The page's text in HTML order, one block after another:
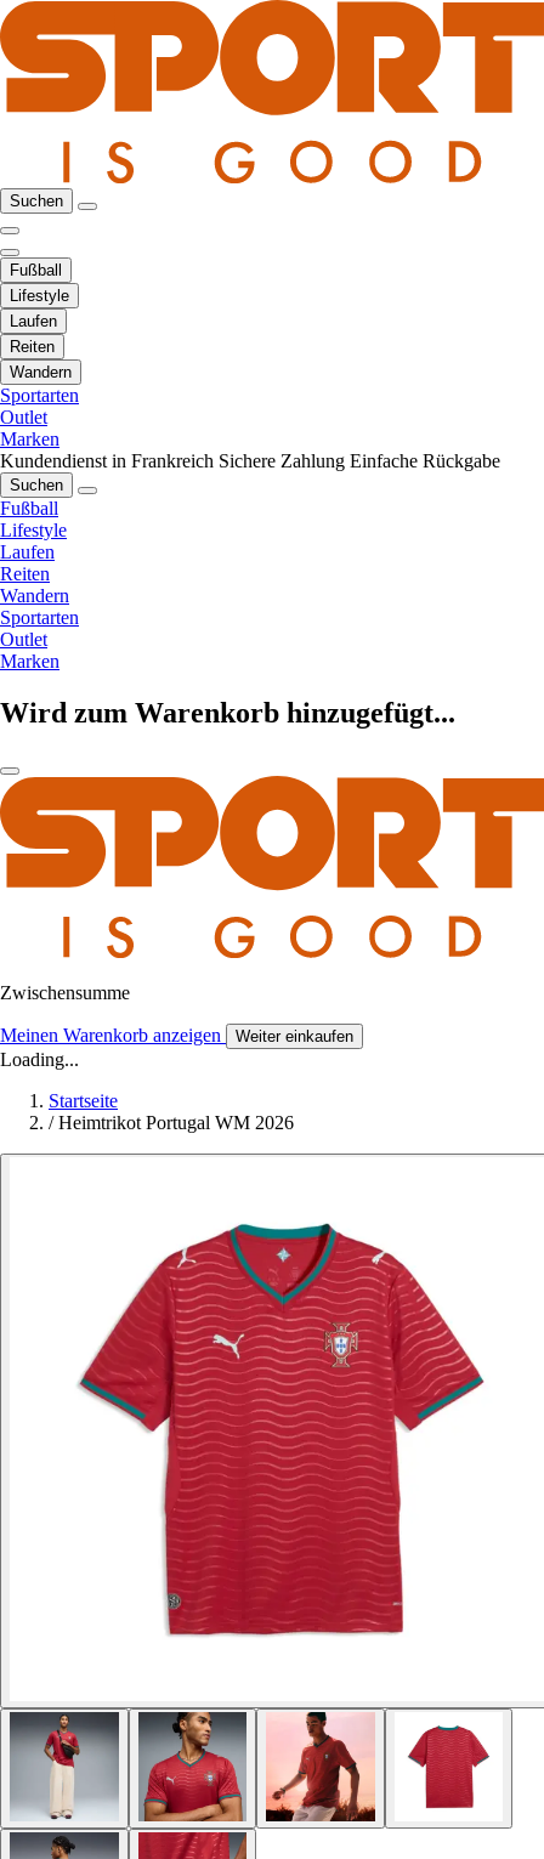
Suchen
Fußball
Lifestyle
Laufen
Reiten
Wandern
Sportarten
Outlet
Marken
Kundendienst in Frankreich Sichere Zahlung Einfache Rückgabe
Suchen
Fußball
Lifestyle
Laufen
Reiten
Wandern
Sportarten
Outlet
Marken
Wird zum Warenkorb hinzugefügt...
Zwischensumme
Meinen Warenkorb anzeigen Weiter einkaufen
Loading...
Startseite
/ Heimtrikot Portugal WM 2026